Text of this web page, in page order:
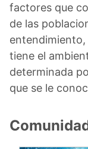
factores que
de las
entendimiento,
tiene el
determinada
que se le